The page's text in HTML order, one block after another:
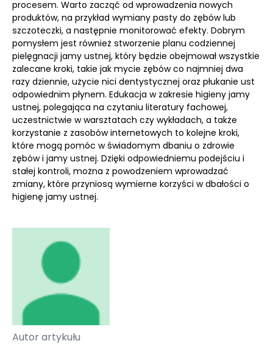
procesem. Warto zacząć od wprowadzenia nowych
produktów, na przykład wymiany pasty do zębów lub
szczoteczki, a następnie monitorować efekty. Dobrym
pomysłem jest również stworzenie planu codziennej
pielęgnacji jamy ustnej, który będzie obejmował wszystkie
zalecane kroki, takie jak mycie zębów co najmniej dwa
razy dziennie, użycie nici dentystycznej oraz płukanie ust
odpowiednim płynem. Edukacja w zakresie higieny jamy
ustnej, polegająca na czytaniu literatury fachowej,
uczestnictwie w warsztatach czy wykładach, a także
korzystanie z zasobów internetowych to kolejne kroki,
które mogą pomóc w świadomym dbaniu o zdrowie
zębów i jamy ustnej. Dzięki odpowiedniemu podejściu i
stałej kontroli, można z powodzeniem wprowadzać
zmiany, które przyniosą wymierne korzyści w dbałości o
higienę jamy ustnej.
Autor artykułu